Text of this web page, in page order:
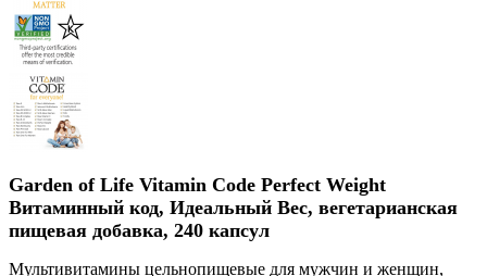
Garden of Life Vitamin Code Perfect Weight
Витаминный код, Идеальный Вес, вегетарианская
пищевая добавка, 240 капсул
Мультивитамины цельнопищевые для мужчин и женщин,